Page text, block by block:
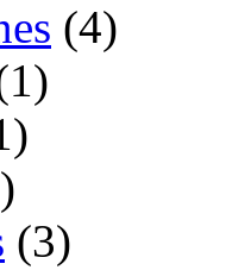
(4)
(3)